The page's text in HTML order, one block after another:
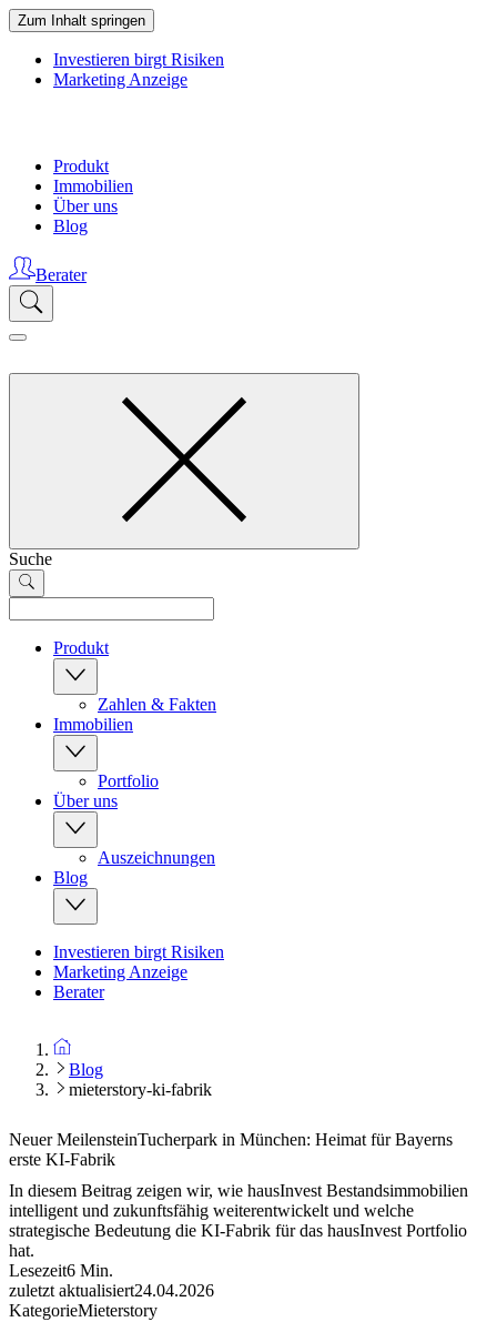
Zum Inhalt springen
Investieren birgt Risiken
Marketing Anzeige
Produkt
Immobilien
Über uns
Blog
Berater
Suche
Produkt
Zahlen & Fakten
Immobilien
Portfolio
Über uns
Auszeichnungen
Blog
Investieren birgt Risiken
Marketing Anzeige
Berater
Blog
mieterstory-ki-fabrik
Neuer MeilensteinTucherpark in München: Heimat für Bayerns
erste KI-Fabrik
In diesem Beitrag zeigen wir, wie hausInvest Bestandsimmobilien
intelligent und zukunftsfähig weiterentwickelt und welche
strategische Bedeutung die KI-Fabrik für das hausInvest Portfolio
hat.
Lesezeit6 Min.
zuletzt aktualisiert24.04.2026
KategorieMieterstory